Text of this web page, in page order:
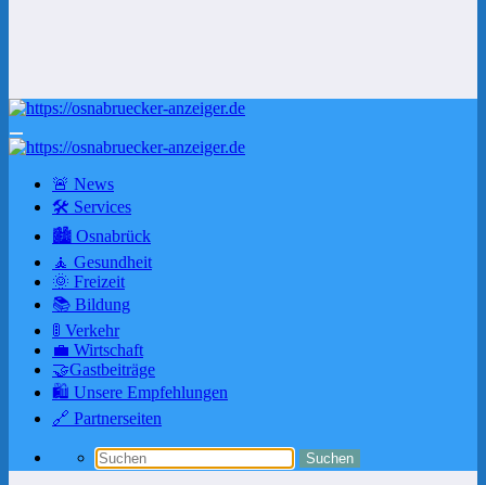
🚨 News
🛠 Services
🏙️ Osnabrück
🧘 Gesundheit
🌞 Freizeit
📚 Bildung
🚦 Verkehr
💼 Wirtschaft
🤝Gastbeiträge
🛍️ Unsere Empfehlungen
🔗 Partnerseiten